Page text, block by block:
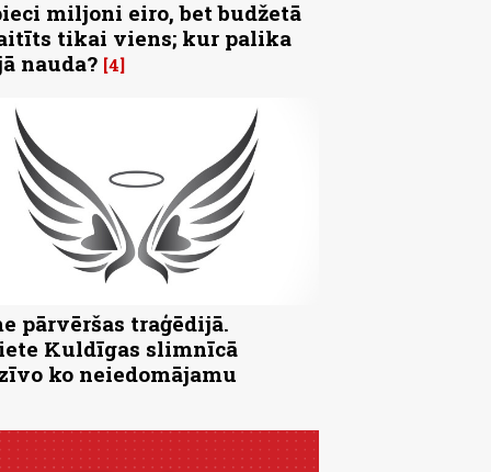
miljoni eiro, bet budžetā
tikai viens; kur palika
nauda? 4
pārvēršas traģēdijā.
Kuldīgas slimnīcā
ko neiedomājamu